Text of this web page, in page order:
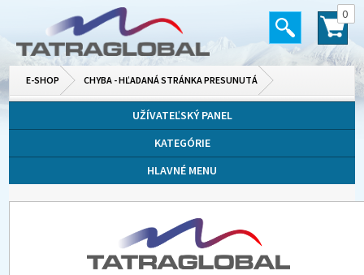
0
E-SHOP CHYBA - HĽADANÁ STRÁNKA PRESUNUTÁ
UŽÍVATEĽSKÝ PANEL
KATEGÓRIE
HLAVNÉ MENU